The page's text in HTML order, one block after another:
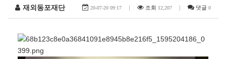
재외동포재단 20-07-20 09:17 조회 12,207 댓글 0